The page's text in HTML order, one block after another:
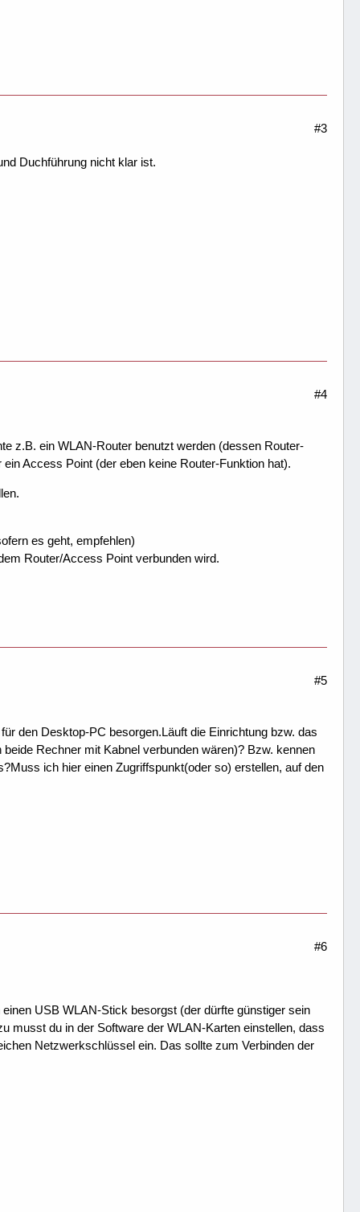
#3
Duchführung nicht klar ist.
#4
z.B. ein WLAN-Router benutzt werden (dessen Router-
Access Point (der eben keine Router-Funktion hat).
es geht, empfehlen)
Router/Access Point verbunden wird.
#5
den Desktop-PC besorgen.Läuft die Einrichtung bzw. das
Rechner mit Kabnel verbunden wären)? Bzw. kennen
ich hier einen Zugriffspunkt(oder so) erstellen, auf den
#6
USB WLAN-Stick besorgst (der dürfte günstiger sein
musst du in der Software der WLAN-Karten einstellen, dass
Netzwerkschlüssel ein. Das sollte zum Verbinden der